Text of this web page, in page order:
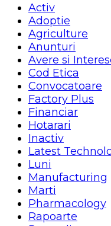
Activ
Adoptie
Agriculture
Anunturi
Avere si
Cod Etica
Convocatoare
Factory Plus
Financiar
Hotarari
Inactiv
Latest
Luni
Manufacturing
Marti
Pharmacology
Rapoarte